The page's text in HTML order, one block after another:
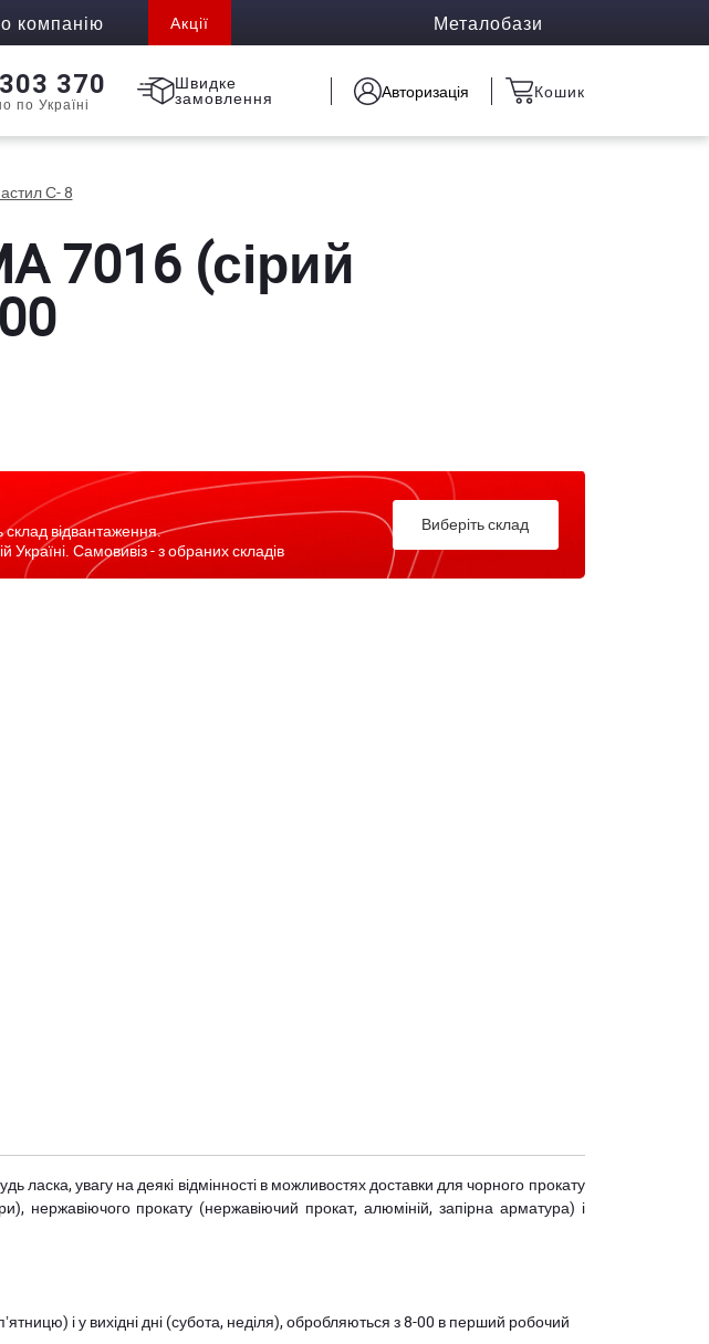
компанію Акції Металобази
370
по Україні
Швидке
замовлення Авторизація Кошик
С- 8
7016 (сірий
склад відвантаження.
Україні. Самовивіз - з обраних складів
Виберіть склад
увагу на деякі відмінності в можливостях доставки для чорного прокату
нержавіючого прокату (нержавіючий прокат, алюміній, запірна арматура) і
і у вихідні дні (субота, неділя), обробляються з 8-00 в перший робочий